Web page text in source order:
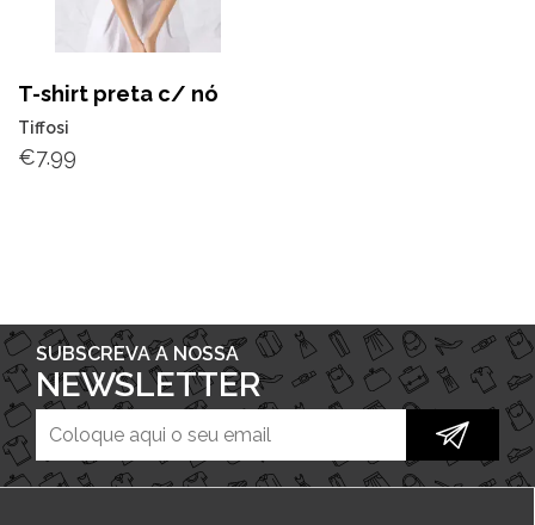
T-shirt preta c/ nó
Tiffosi
€7.99
SUBSCREVA A NOSSA
NEWSLETTER